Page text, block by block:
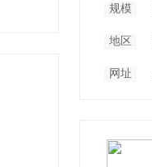
规模
地区
网址